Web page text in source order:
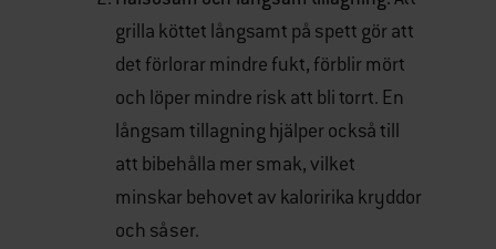
grilla köttet långsamt på spett gör att
det förlorar mindre fukt, förblir mört
och löper mindre risk att bli torrt. En
långsam tillagning hjälper också till
att bibehålla mer smak, vilket
minskar behovet av kaloririka kryddor
och såser.